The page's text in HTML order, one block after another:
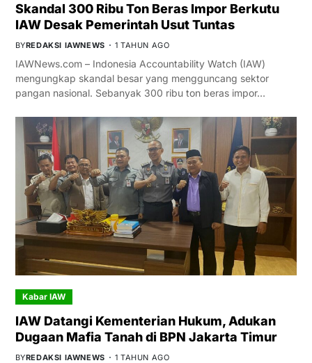
Skandal 300 Ribu Ton Beras Impor Berkutu
IAW Desak Pemerintah Usut Tuntas
BYREDAKSI IAWNEWS 1 TAHUN AGO
IAWNews.com – Indonesia Accountability Watch (IAW)
mengungkap skandal besar yang mengguncang sektor
pangan nasional. Sebanyak 300 ribu ton beras impor…
Kabar IAW
IAW Datangi Kementerian Hukum, Adukan
Dugaan Mafia Tanah di BPN Jakarta Timur
BYREDAKSI IAWNEWS 1 TAHUN AGO